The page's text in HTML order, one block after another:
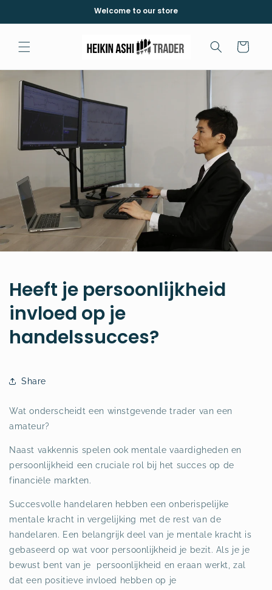
ai contenuti
Welcome to our store
Carrello
Heeft je persoonlijkheid
invloed op je
handelssucces?
Share
Wat onderscheidt een winstgevende trader van een
amateur?
Naast vakkennis spelen ook mentale vaardigheden en
persoonlijkheid een cruciale rol bij het succes op de
financiële markten.
Succesvolle handelaren hebben een onberispelijke
mentale kracht in vergelijking met de rest van de
handelaren. Een belangrijk deel van je mentale kracht is
gebaseerd op wat voor persoonlijkheid je bezit. Als je je
bewust bent van je persoonlijkheid en eraan werkt, zal
dat een positieve invloed hebben op je